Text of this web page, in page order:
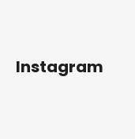
Instagram